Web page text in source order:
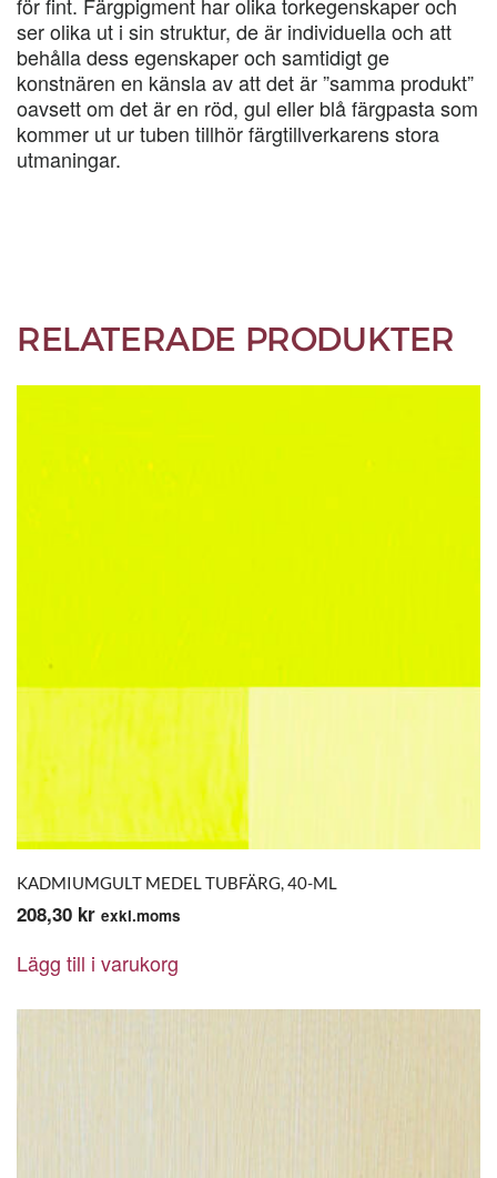
ser olika ut i sin struktur, de är individuella och att
behålla dess egenskaper och samtidigt ge
konstnären en känsla av att det är ”samma produkt”
oavsett om det är en röd, gul eller blå färgpasta som
kommer ut ur tuben tillhör färgtillverkarens stora
utmaningar.
RELATERADE PRODUKTER
KADMIUMGULT MEDEL TUBFÄRG, 40-ML
208,30 kr exkl.moms
Lägg till i varukorg